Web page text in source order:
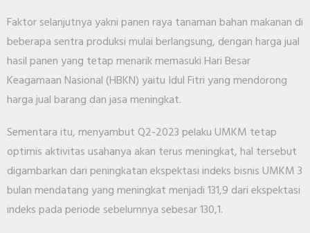
Faktor selanjutnya yakni panen raya tanaman bahan makanan di
beberapa sentra produksi mulai berlangsung, dengan harga jual
hasil panen yang tetap menarik memasuki Hari Besar
Keagamaan Nasional (HBKN) yaitu Idul Fitri yang mendorong
harga jual barang dan jasa meningkat.
Sementara itu, menyambut Q2-2023 pelaku UMKM tetap
optimis aktivitas usahanya akan terus meningkat, hal tersebut
digambarkan dari peningkatan ekspektasi indeks bisnis UMKM 3
bulan mendatang yang meningkat menjadi 131,9 dari ekspektasi
indeks pada periode sebelumnya sebesar 130,1.